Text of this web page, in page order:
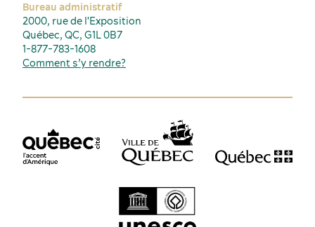
Bureau administratif
2000, rue de l'Exposition
Québec, QC, G1L 0B7
1-877-783-1608
Comment s’y rendre?